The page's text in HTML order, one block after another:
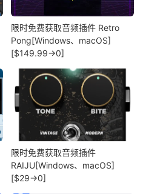
限时免费获取音频插件 Retro
Pong[Windows、macOS]
[$149.99→0]
限时免费获取音频插件
RAIJU[Windows、macOS]
[$29→0]